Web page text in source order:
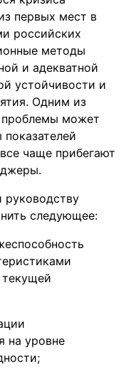
первых мест в
российских
методы
и адекватной
устойчивости и
Одним из
проблемы может
чаще прибегают
руководству
следующее:
на уровне